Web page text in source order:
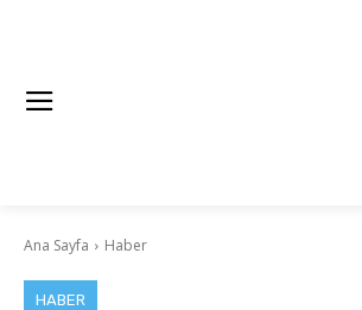
Ana Sayfa Haber
HABER